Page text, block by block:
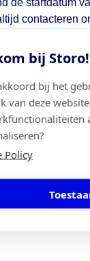
bij Storo!
bij het
van deze
Policy
de startdatum
contacteren